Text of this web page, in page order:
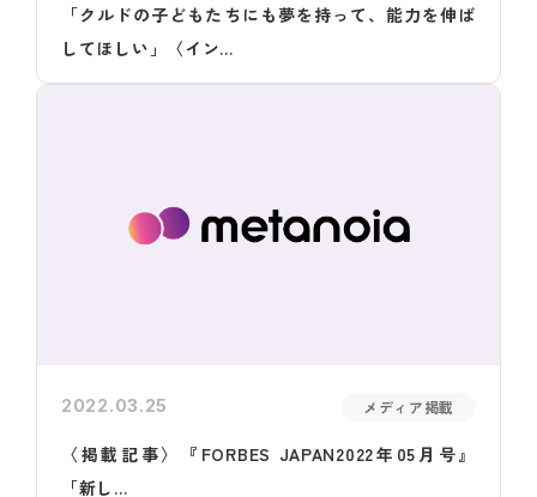
「クルドの子どもたちにも夢を持って、能力を伸ば
してほしい」〈イン...
2022.03.25 メディア掲載
〈掲載記事〉『FORBES JAPAN2022年05月号』
「新し...